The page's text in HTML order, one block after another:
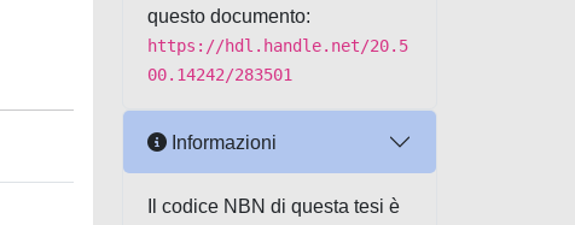
questo documento:
https://hdl.handle.net/20.5
00.14242/283501
Informazioni
Il codice NBN di questa tesi è